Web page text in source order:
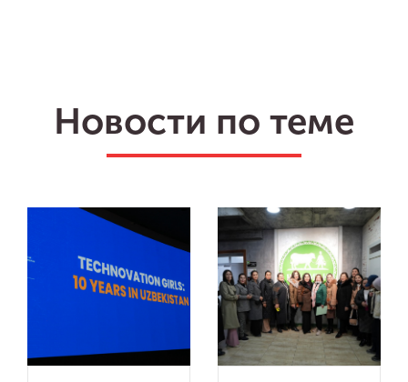
Программы
ИТ-продукты
ru
uz
Новости по теме